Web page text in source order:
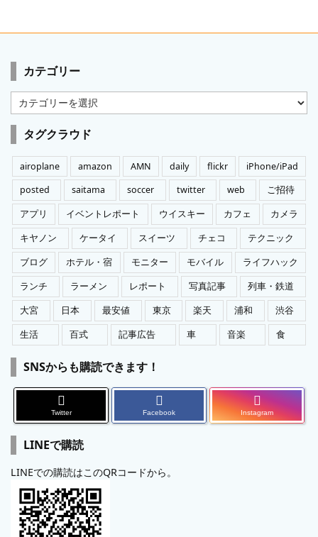
カテゴリー
カ
テ
ゴ
リ
ー
タグクラウド
airoplane amazon AMN daily flickr
iPhone/iPad
posted
saitama soccer twitter web
ご招待
アプリ
イベントレポート ウイスキー カフェ
カメラ
キヤノン
ケータイ スイーツ チェコ
テクニック
ブログ
ホテル・宿 モニター モバイル
ライフハック
ランチ
ラーメン レポート 写真記事
列車・鉄道
大宮
日本 最安値 東京 楽天 浦和
渋谷
生活
百式 記事広告 車 音楽 食
SNSからも購読できます！
Twitter Facebook Instagram
LINEで購読
LINEでの購読はこのQRコードから。